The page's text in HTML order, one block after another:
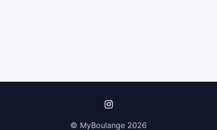
© MyBoulange 2026